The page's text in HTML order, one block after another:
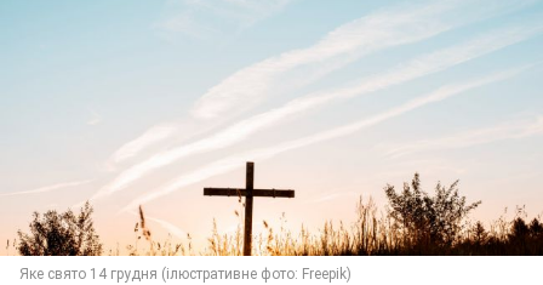
Яке свято 14 грудня (ілюстративне фото: Freepik)